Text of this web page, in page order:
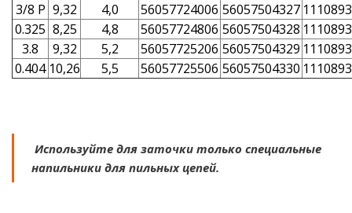
3/8 P 9,32 4,0 56057724006 56057504327
0.325 8,25 4,8 56057724806 56057504328
3.8
9,32 5,2 56057725206 56057504329
0.404 10,26 5,5 56057725506 56057504330
Используйте для заточки только специальные
напильники для пильных цепей.